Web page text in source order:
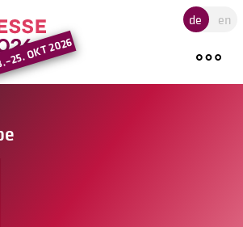
Hauptregion der Seite
OKT 2026
de en